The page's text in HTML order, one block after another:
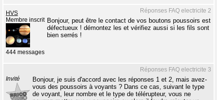
Réponses FAQ electricite 2
HVS
Membre inscrit
444 messages
Bonjour, peut être le contact de vos boutons poussoirs est
défectueux ! démontez les et vérifiez aussi si les fils sont
bien serrés !
Réponses FAQ electricite 3
Invité
Bonjour, je suis d'accord avec les réponses 1 et 2, mais avez-
vous des poussoirs à voyants ? Dans ce cas, suivant le type
de voyant, leur nombre et le type de télérupteur, vous ne